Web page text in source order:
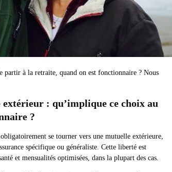
à la retraite, quand on est fonctionnaire ? Nous
extérieur : qu’implique ce choix au
?
se tourner vers une mutuelle extérieure,
spécifique ou généraliste. Cette liberté est
et mensualités optimisées, dans la plupart des cas.